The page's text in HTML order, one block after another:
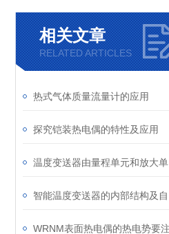
相关文章
RELATED ARTICLES
热式气体质量流量计的应用
探究铠装热电偶的特性及应用